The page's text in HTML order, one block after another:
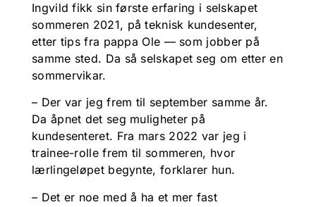
Ingvild fikk sin første erfaring i selskapet
sommeren 2021, på teknisk kundesenter,
etter tips fra pappa Ole — som jobber på
samme sted. Da så selskapet seg om etter en
sommervikar.
– Der var jeg frem til september samme år.
Da åpnet det seg muligheter på
kundesenteret. Fra mars 2022 var jeg i
trainee-rolle frem til sommeren, hvor
lærlingeløpet begynte, forklarer hun.
– Det er noe med å ha et mer fast